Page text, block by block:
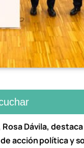
Dávila,
acción política y